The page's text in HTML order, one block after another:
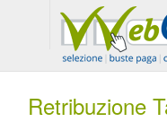
Retribuzione